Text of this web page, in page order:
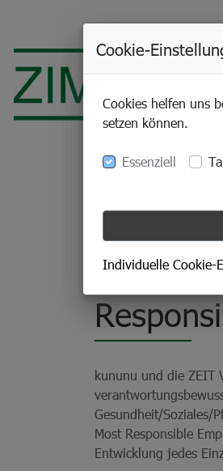
Wir
kununu und die ZEIT
Gesundheit/Soziales/
Most Responsible
Entwicklung jedes
Cookie-
Cookies helfen uns
setzen können.
Essenziell
Individuelle Cookie-